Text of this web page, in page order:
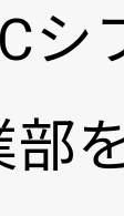
シ